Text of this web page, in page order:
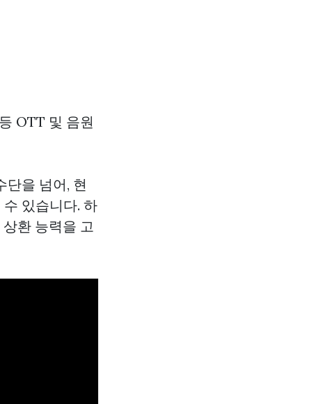
OTT 및 음원
단을 넘어, 현
있습니다. 하
환 능력을 고